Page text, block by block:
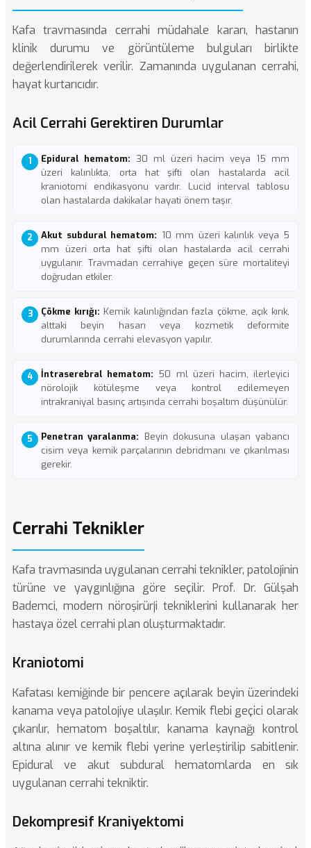
Kafa travmasında cerrahi müdahale kararı, hastanın
klinik durumu ve görüntüleme bulguları birlikte
değerlendirilerek verilir. Zamanında uygulanan cerrahi,
hayat kurtarıcıdır.
Acil Cerrahi Gerektiren Durumlar
Epidural hematom: 30 ml üzeri hacim veya 15 mm
üzeri kalınlıkta, orta hat şifti olan hastalarda acil
kraniotomi endikasyonu vardır. Lucid interval tablosu
olan hastalarda dakikalar hayati önem taşır.
Akut subdural hematom: 10 mm üzeri kalınlık veya 5
mm üzeri orta hat şifti olan hastalarda acil cerrahi
uygulanır. Travmadan cerrahiye geçen süre mortaliteyi
doğrudan etkiler.
Çökme kırığı: Kemik kalınlığından fazla çökme, açık kırık,
alttaki beyin hasarı veya kozmetik deformite
durumlarında cerrahi elevasyon yapılır.
İntraserebral hematom: 50 ml üzeri hacim, ilerleyici
nörolojik kötüleşme veya kontrol edilemeyen
intrakraniyal basınç artışında cerrahi boşaltım düşünülür.
Penetran yaralanma: Beyin dokusuna ulaşan yabancı
cisim veya kemik parçalarının debridmanı ve çıkarılması
gerekir.
Cerrahi Teknikler
Kafa travmasında uygulanan cerrahi teknikler, patolojinin
türüne ve yaygınlığına göre seçilir. Prof. Dr. Gülşah
Bademci, modern nöroşirürji tekniklerini kullanarak her
hastaya özel cerrahi plan oluşturmaktadır.
Kraniotomi
Kafatası kemiğinde bir pencere açılarak beyin üzerindeki
kanama veya patolojiye ulaşılır. Kemik flebi geçici olarak
çıkarılır, hematom boşaltılır, kanama kaynağı kontrol
altına alınır ve kemik flebi yerine yerleştirilip sabitlenir.
Epidural ve akut subdural hematomlarda en sık
uygulanan cerrahi tekniktir.
Dekompresif Kraniyektomi